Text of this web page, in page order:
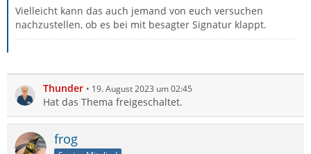
Vielleicht kann das auch jemand von euch versuchen
nachzustellen, ob es bei mit besagter Signatur klappt.
Thunder 19. August 2023 um 02:45
Hat das Thema freigeschaltet.
frog